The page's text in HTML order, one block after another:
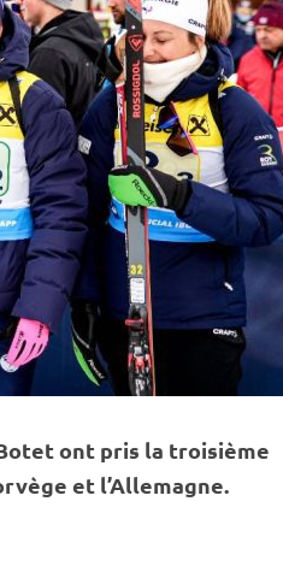
ont pris la troisième
et l’Allemagne.